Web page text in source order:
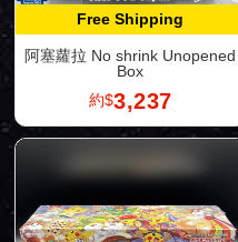
Free Shipping
阿塞蘿拉 No shrink Unopened
Box
約$3,237